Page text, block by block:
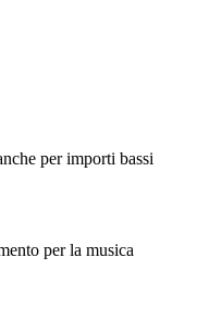
per importi bassi
per la musica